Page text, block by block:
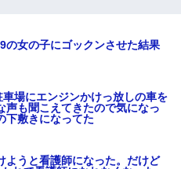
の女の子にゴックンさせた結果
場にエンジンかけっ放しの車を
声も聞こえてきたので気になっ
下敷きになってた
ようと看護師になった。だけど